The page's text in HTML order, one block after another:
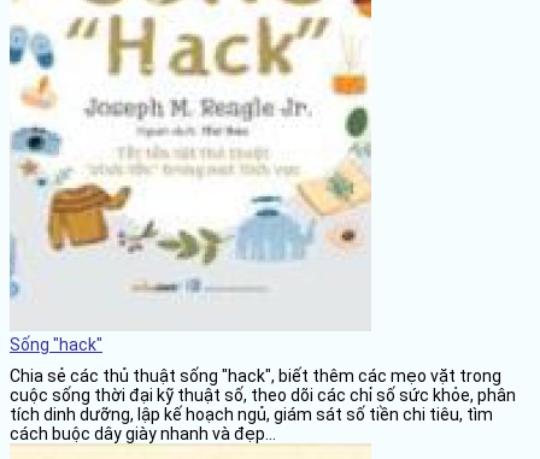
Sống "hack"
Chia sẻ các thủ thuật sống "hack", biết thêm các mẹo vặt trong
cuộc sống thời đại kỹ thuật số, theo dõi các chỉ số sức khỏe, phân
tích dinh dưỡng, lập kế hoạch ngủ, giám sát số tiền chi tiêu, tìm
cách buộc dây giày nhanh và đẹp...